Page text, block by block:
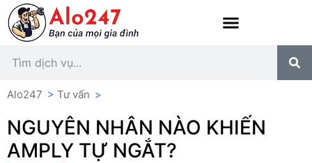
Alo247 > Tư vấn >
NGUYÊN NHÂN NÀO KHIẾN
AMPLY TỰ NGẮT?